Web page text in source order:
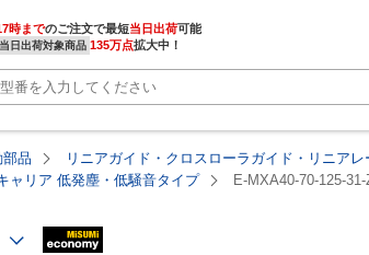
時までのご注文で最短当日出荷
当日出荷対象商品 135万点拡大中！
品 リニアガイド・クロスローラガイド・リニアレ
ャリア 低発塵・低騒音タイプ
E-MXA40-70-125-